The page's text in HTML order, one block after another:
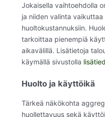
Jokaisella vaihtoehdolla
ja niiden valinta
huoltokustannuksiin.
tarkoittaa pienempiä
aikavälillä. Lisätietoja
käymällä sivustolla
Huolto ja käyttöikä
Tärkeä näkökohta
huollettavuus sekä